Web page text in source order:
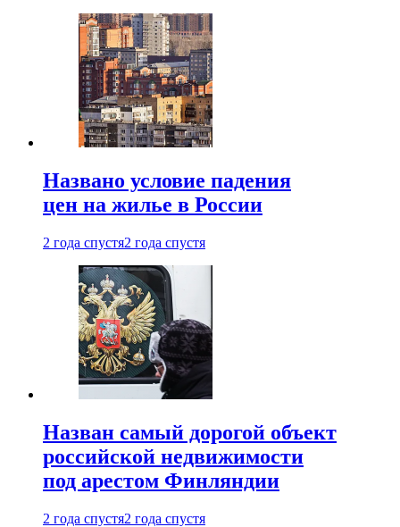
Названо условие падения
цен на жилье в России
2 года спустя2 года спустя
Назван самый дорогой объект
российской недвижимости
под арестом Финляндии
2 года спустя2 года спустя